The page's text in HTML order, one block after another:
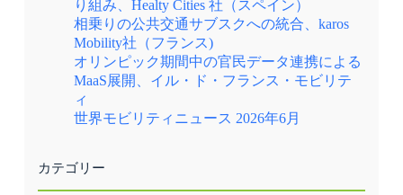
は、現行のPUMで示されている公共交通ネット
ワークの実現に向けて、BRTの整備などが進め
られています。BRTやトラムのプロジェクトが
一通り落ち着くと見込まれる2030年ごろには、
次期PUMの策定が検討されています。その際に
は、トラムやBRTの効果をしっかりと評価した
うえで、今後の方針を定めたいと、PUMの担当
者は考えています。 リエージュ都市圏の新たな
実験を企画する事例が多い。MaaS（Mobility as
a Service：マース）の予算でオンデマンドバス
を実験する事例も少なくない。言うまでもない
が、MaaSは、さまざまな交通手段を束ねる考え
方であり、オンデマンドバス＝MaaSではない。
地域の課題の解決策にどのようなものがあり得
るか、全体を見渡してもっとも検証すべきもの
（代替案）を実験することが望ましい。在来の
路線バスを工夫するだけで済む場合、地域のス
合、乗りたい時刻に乗れない場合、乗車後の降
車時刻も変動し得ること、ソフトウェアを含め
は、2014年以降、全米の51の州または都市で導
入されてきています。RHTの導入目的は都市に
より様々ですが、政府の税収増加を目的とした
ものだけでなく、道路混雑緩和のためにライド
シェアの需要抑制を目的としたもの、あるいは
乗合利用を推奨するためのものがあります。シ
カゴの例（右図）のように、使途の異なる複数
の税制措置が課されている都市も多くありま
す。RHTを導入している州や都市では、得られ
配慮型車両の導入促進など、大気汚染を防止す
る取組の財源として活用しています。 一方こ
り組み、Healty Cities 社（スペイン）
相乗りの公共交通サブスクへの統合、karos
Mobility社（フランス)
オリンピック期間中の官民データ連携による
MaaS展開、イル・ド・フランス・モビリテ
ィ
世界モビリティニュース 2026年6月
カテゴリー